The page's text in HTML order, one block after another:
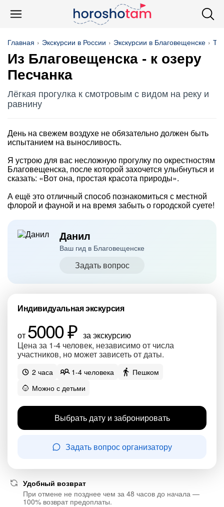
Главная Экскурсии в России Экскурсии в Благовещенске
Из Благовещенска - к озеру
Песчанка
Лёгкая прогулка к смотровым с видом на реку и
равнину
День на свежем воздухе не обязательно должен быть
испытанием на выносливость.
Я устрою для вас несложную прогулку по окрестностям
Благовещенска, после которой захочется улыбнуться и
сказать: «Вот она, простая красота природы».
А ещё это отличный способ познакомиться с местной
флорой и фауной и на время забыть о городской суете!
Данил
Ваш гид в Благовещенске
Задать вопрос
Индивидуальная экскурсия
от 5000 ₽ за экскурсию
Цена за 1-4 человек, независимо от числа
участников, но может зависеть от даты.
2 часа 1-4 человека
Пешком
Можно с детьми
Выбрать дату и забронировать
Задать вопрос организатору
Удобный возврат
При отмене не позднее чем за 48 часов до начала —
100% возврат предоплаты.